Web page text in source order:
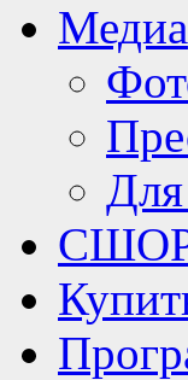
Медиа
Для